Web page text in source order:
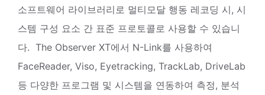
소프트웨어 라이브러리로 멀티모달 행동 레코딩 시, 시
스템 구성 요소 간 표준 프로토콜로 사용할 수 있습니
다. The Observer XT에서 N-Link를 사용하여
FaceReader, Viso, Eyetracking, TrackLab, DriveLab
등 다양한 프로그램 및 시스템을 연동하여 측정, 분석